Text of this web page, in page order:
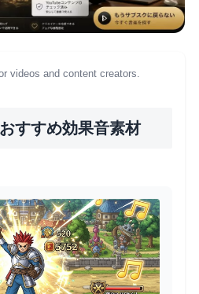
videos and content creators.
すすめ効果音素材